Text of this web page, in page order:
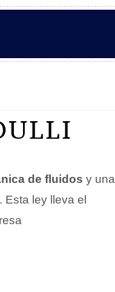
de fluidos y una
. Esta ley lleva el